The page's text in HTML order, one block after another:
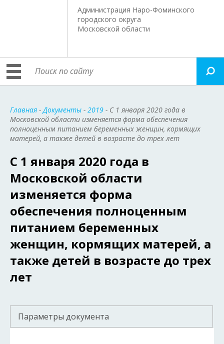
Администрация Наро-Фоминского
городского округа
Московской области
Главная -Документы - 2019 - С 1 января 2020 года в
Московской области изменяется форма обеспечения
полноценным питанием беременных женщин, кормящих
матерей, а также детей в возрасте до трех лет
С 1 января 2020 года в
Московской области
изменяется форма
обеспечения полноценным
питанием беременных
женщин, кормящих матерей, а
также детей в возрасте до трех
лет
Параметры документа